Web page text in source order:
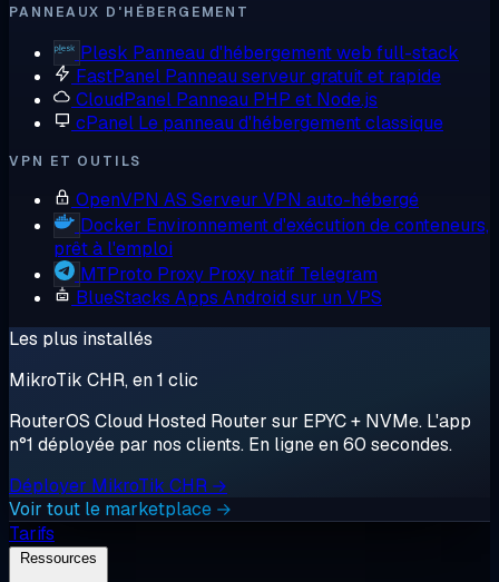
PANNEAUX D'HÉBERGEMENT
Plesk Panneau d'hébergement web full-stack
FastPanel Panneau serveur gratuit et rapide
CloudPanel Panneau PHP et Node.js
cPanel Le panneau d'hébergement classique
VPN ET OUTILS
OpenVPN AS Serveur VPN auto-hébergé
Docker Environnement d'exécution de conteneurs,
prêt à l'emploi
MTProto Proxy Proxy natif Telegram
BlueStacks Apps Android sur un VPS
Les plus installés
MikroTik CHR, en 1 clic
RouterOS Cloud Hosted Router sur EPYC + NVMe. L'app
n°1 déployée par nos clients. En ligne en 60 secondes.
Déployer MikroTik CHR →
Voir tout le marketplace →
Tarifs